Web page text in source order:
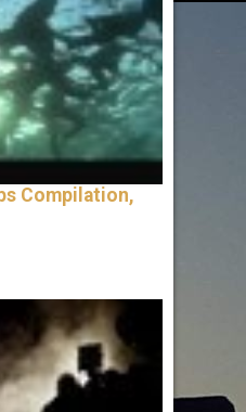
Compilation,